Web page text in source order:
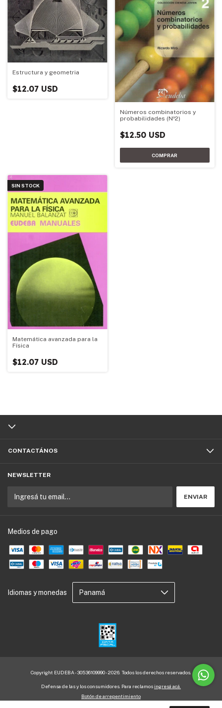
Estructura y geometria
$12.07 USD
Números combinatorios y
probabilidades (Nº2)
$12.50 USD
SIN STOCK
Matemática avanzada para la
Física
$12.07 USD
CONTACTÁNOS
NEWSLETTER
Medios de pago
Idiomas y monedas
Copyright EUDEBA - 30536109990 - 2026. Todos los derechos reservados.
Defensa de las y los consumidores. Para reclamos ingresá acá.
Botón de arrepentimiento